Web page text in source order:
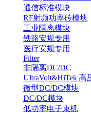
通信标准模块
RF射频功率砖模块
工业隔离模块
铁路安规专用
医疗安规专用
Filter
非隔离DC/DC
UltraVolt&HiTek 高
微型DC/DC模块
DC/DC模块
低功率电子束机